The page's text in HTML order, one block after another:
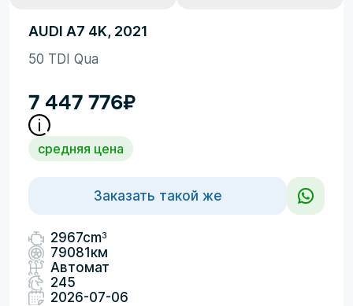
AUDI A7 4K, 2021
50 TDI Qua
7 447 776₽
средняя цена
Заказать такой же
2967cm3
79081км
Автомат
245
2026-07-06